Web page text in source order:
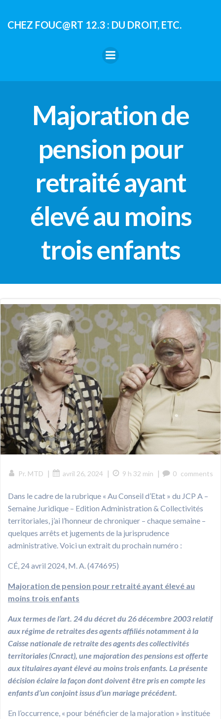
contenu
CHEZ FOUC@RT 12.3 : DU DROIT, ETC.
Majoration de
pension pour
retraité ayant
élevé au moins
trois enfants
Pr. MTD | avril 26, 2024 | 9 h 32 min | 0 comments
Dans le cadre de la rubrique « Au Conseil d’Etat » du JCP A –
Semaine Juridique – Edition Administration & Collectivités
territoriales, j’ai l’honneur de chroniquer – chaque semaine –
quelques arrêts et jugements de la jurisprudence
administrative. Voici un extrait du prochain numéro :
CÉ, 24 avril 2024, M. A. (474695)
Majoration de pension pour retraité ayant élevé au
moins trois enfants
Aux termes de l’art. 24 du décret du 26 décembre 2003 relatif
aux régime de retraites des agents affiliés notamment à la
Caisse nationale de retraite des agents des collectivités
territoriales (Cnract), une majoration des pensions est offerte
aux titulaires ayant élevé au moins trois enfants. La présente
décision éclaire la façon dont doivent être pris en compte les
enfants d’un conjoint issus d’un mariage précédent.
En l’occurrence, « pour bénéficier de la majoration » instituée